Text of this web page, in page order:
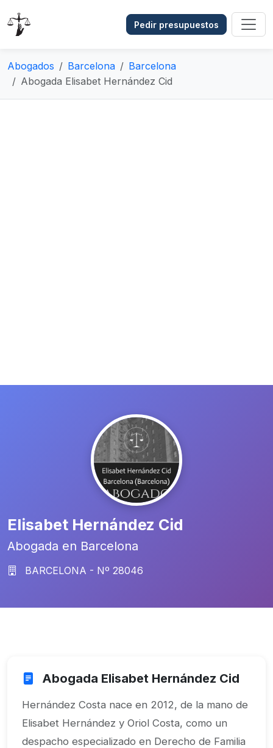
Pedir presupuestos
Abogados Barcelona
Barcelona
Abogada Elisabet Hernández Cid
Elisabet Hernández Cid
Abogada en Barcelona
BARCELONA - Nº 28046
Abogada Elisabet Hernández Cid
Hernández Costa nace en 2012, de la mano de
Elisabet Hernández y Oriol Costa, como un
despacho especializado en Derecho de Familia